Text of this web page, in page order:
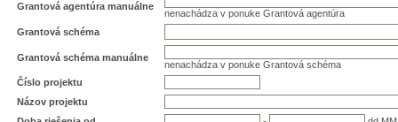
Grantová agentúra manuálne
nenachádza v ponuke Grantová agentúra
Grantová schéma
Grantová schéma manuálne
nenachádza v ponuke Grantová schéma
Číslo projektu
Názov projektu